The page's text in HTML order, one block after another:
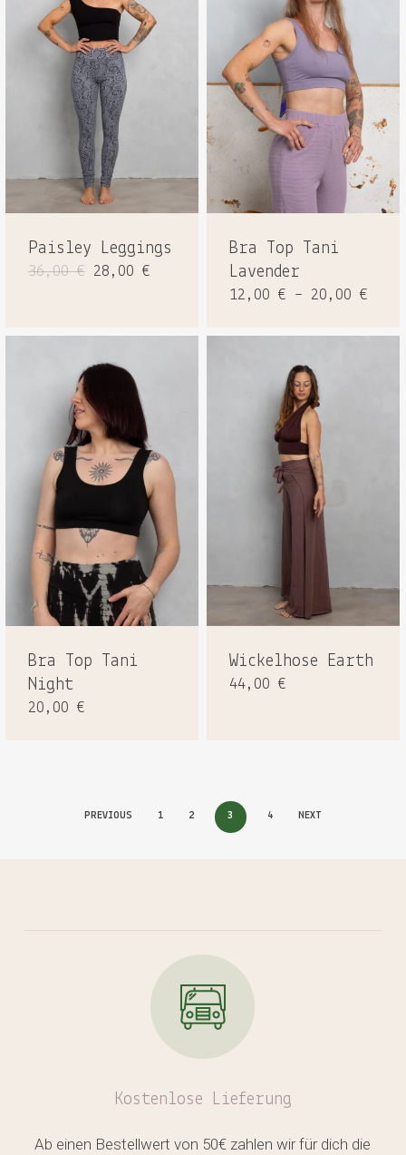
Paisley Leggings
36,00€ Ursprünglicher
28,00 €Aktueller
Bra Top Tani
Lavender
12,00 € – 20,00 €
Bra Top Tani
Night
20,00 €
Wickelhose Earth
44,00 €
PREVIOUS 1 2 3 4 NEXT
Kostenlose Lieferung
Ab einen Bestellwert von 50€ zahlen wir für dich die